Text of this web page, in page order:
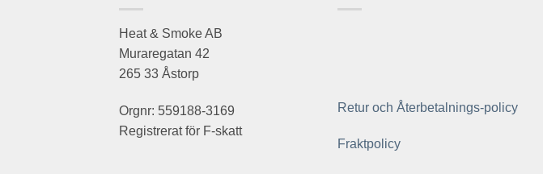
Heat & Smoke AB
Muraregatan 42
265 33 Åstorp
Orgnr: 559188-3169
Registrerat för F-skatt
Retur och Återbetalnings-policy
Fraktpolicy